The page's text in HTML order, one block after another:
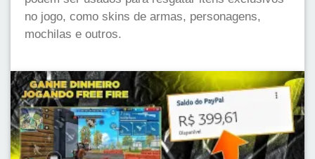
no jogo, como skins de armas, personagens,
mochilas e outros.